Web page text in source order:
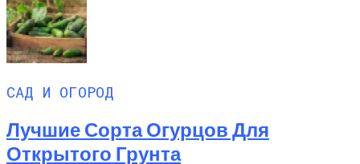
САД И ОГОРОД
Лучшие Сорта Огурцов Для
Открытого Грунта